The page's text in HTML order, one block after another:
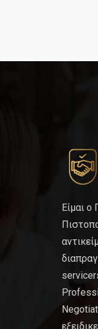
Είμαι ο